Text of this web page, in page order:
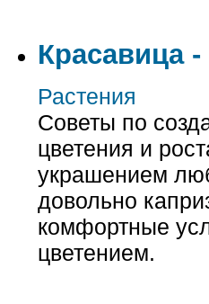
Красавица -
Растения
Советы по
цветения и
украшением
довольно
комфортные
цветением.